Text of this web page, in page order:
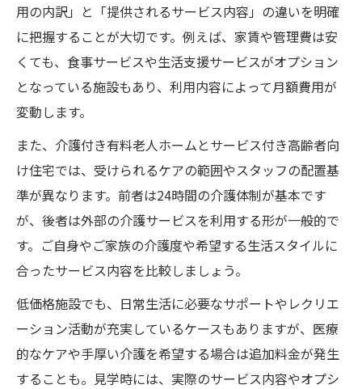
用の内訳」と「提供されるサービス内容」の違いを明確
に把握することが大切です。例えば、家賃や管理費は安
くても、食事サービスや生活支援サービスがオプション
となっている施設もあり、利用内容によって月額費用が
変動します。
また、介護付き有料老人ホームとサービス付き高齢者向
け住宅では、受けられるケアの範囲やスタッフの配置基
準が異なります。前者は24時間の介護体制が基本です
が、後者は外部の介護サービスを利用する形が一般的で
す。ご自身やご家族の介護度や希望する生活スタイルに
合ったサービス内容を比較しましょう。
低価格施設でも、日常生活に必要なサポートやレクリエ
ーション活動が充実しているケースもありますが、医療
的なケアや手厚い介護を希望する場合は追加料金が発生
することも。見学時には、実際のサービス内容やオプシ